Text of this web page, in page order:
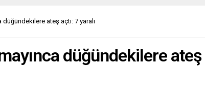
düğündekilere ateş açtı: 7 yaralı
düğündekilere ateş